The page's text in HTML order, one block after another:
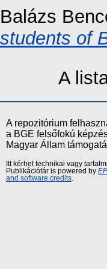
Balázs
students of
A
A repozitórium
a BGE felsőfokú
Magyar Állam
Itt kérhet technikai vagy
Publikációtár is powered by
and software credits